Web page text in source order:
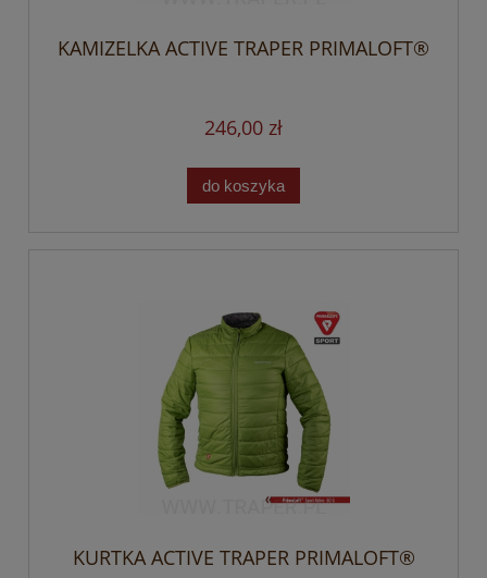
KAMIZELKA ACTIVE TRAPER PRIMALOFT®
246,00 zł
do koszyka
KURTKA ACTIVE TRAPER PRIMALOFT®